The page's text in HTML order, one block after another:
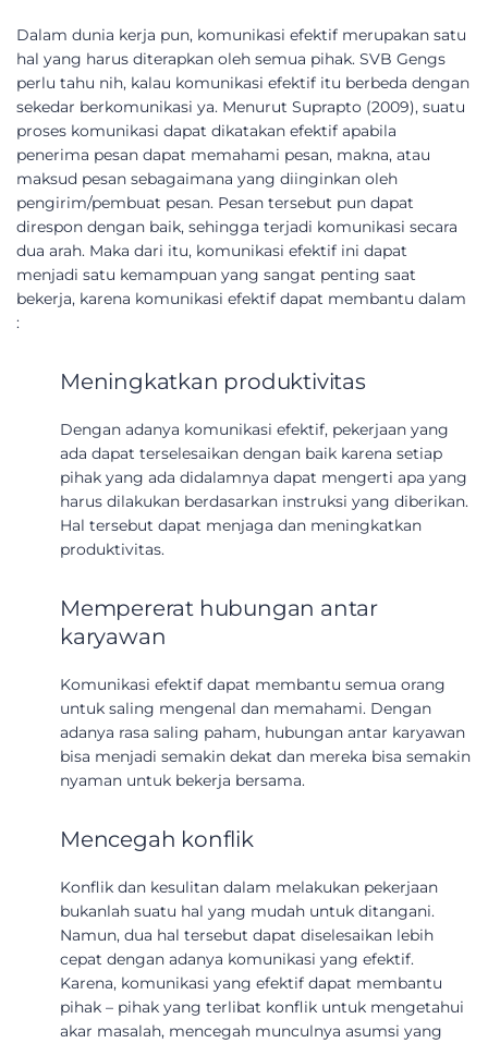
Dalam dunia kerja pun, komunikasi efektif merupakan satu
hal yang harus diterapkan oleh semua pihak. SVB Gengs
perlu tahu nih, kalau komunikasi efektif itu berbeda dengan
sekedar berkomunikasi ya. Menurut Suprapto (2009), suatu
proses komunikasi dapat dikatakan efektif apabila
penerima pesan dapat memahami pesan, makna, atau
maksud pesan sebagaimana yang diinginkan oleh
pengirim/pembuat pesan. Pesan tersebut pun dapat
direspon dengan baik, sehingga terjadi komunikasi secara
dua arah. Maka dari itu, komunikasi efektif ini dapat
menjadi satu kemampuan yang sangat penting saat
bekerja, karena komunikasi efektif dapat membantu dalam
:
Meningkatkan produktivitas
Dengan adanya komunikasi efektif, pekerjaan yang
ada dapat terselesaikan dengan baik karena setiap
pihak yang ada didalamnya dapat mengerti apa yang
harus dilakukan berdasarkan instruksi yang diberikan.
Hal tersebut dapat menjaga dan meningkatkan
produktivitas.
Mempererat hubungan antar
karyawan
Komunikasi efektif dapat membantu semua orang
untuk saling mengenal dan memahami. Dengan
adanya rasa saling paham, hubungan antar karyawan
bisa menjadi semakin dekat dan mereka bisa semakin
nyaman untuk bekerja bersama.
Mencegah konflik
Konflik dan kesulitan dalam melakukan pekerjaan
bukanlah suatu hal yang mudah untuk ditangani.
Namun, dua hal tersebut dapat diselesaikan lebih
cepat dengan adanya komunikasi yang efektif.
Karena, komunikasi yang efektif dapat membantu
pihak – pihak yang terlibat konflik untuk mengetahui
akar masalah, mencegah munculnya asumsi yang